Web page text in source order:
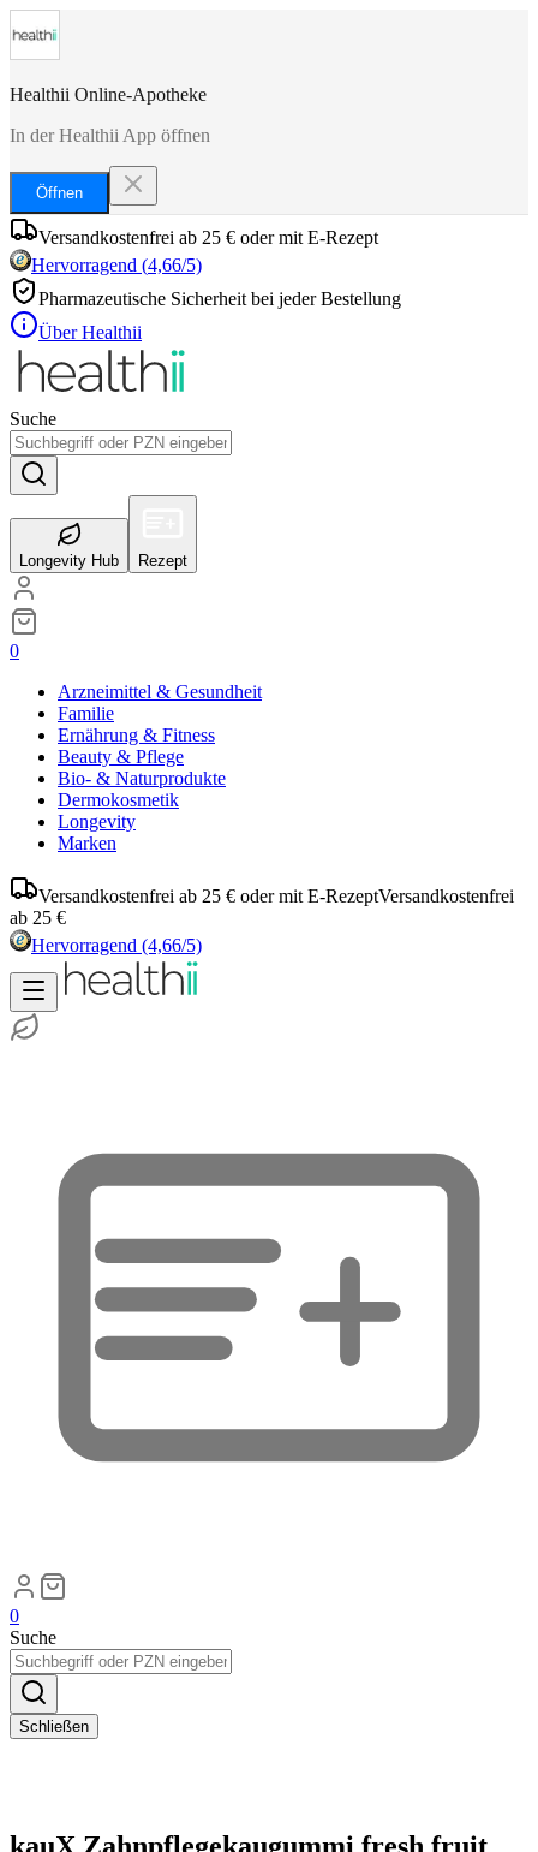
Healthii Online-Apotheke
In der Healthii App öffnen
Öffnen
Versandkostenfrei ab 25 € oder mit E-Rezept
Hervorragend (4,66/5)
Pharmazeutische Sicherheit bei jeder Bestellung
Über Healthii
Suche
Longevity Hub Rezept
0
Arzneimittel & Gesundheit
Familie
Ernährung & Fitness
Beauty & Pflege
Bio- & Naturprodukte
Dermokosmetik
Longevity
Marken
Versandkostenfrei ab 25 € oder mit E-RezeptVersandkostenfrei
ab 25 €
Hervorragend (4,66/5)
0
Suche
Schließen